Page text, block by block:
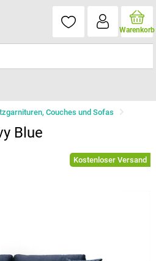
Warenkorb
Couches und Sofas
Blue
Kostenloser Versand